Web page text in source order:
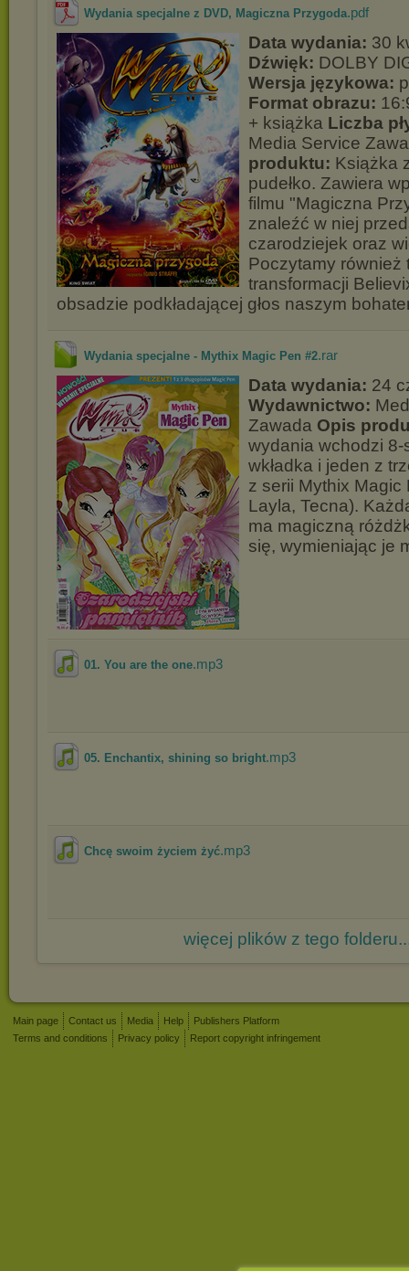
Wydania specjalne z DVD, Magiczna Przygoda.pdf
Data wydania: 30
Dźwięk: DOLBY
Wersja językowa:
Format obrazu:
+ książka Liczba
Media Service
produktu: Książka
pudełko. Zawiera
filmu "Magiczna
znaleźć w niej
czarodziejek oraz
Poczytamy również
transformacji
obsadzie podkładającej głos naszym
Wydania specjalne - Mythix Magic Pen #2.rar
Data wydania: 24
Wydawnictwo:
Zawada Opis
wydania wchodzi 8-
wkładka i jeden z
z serii Mythix Magic
Layla, Tecna).
ma magiczną
się, wymieniając je
01. You are the one.mp3
05. Enchantix, shining so bright.mp3
Chcę swoim życiem żyć.mp3
więcej plików z tego
Main page Contact us Media Help
Publishers Platform
Terms and conditions
Privacy policy Report copyright infringement